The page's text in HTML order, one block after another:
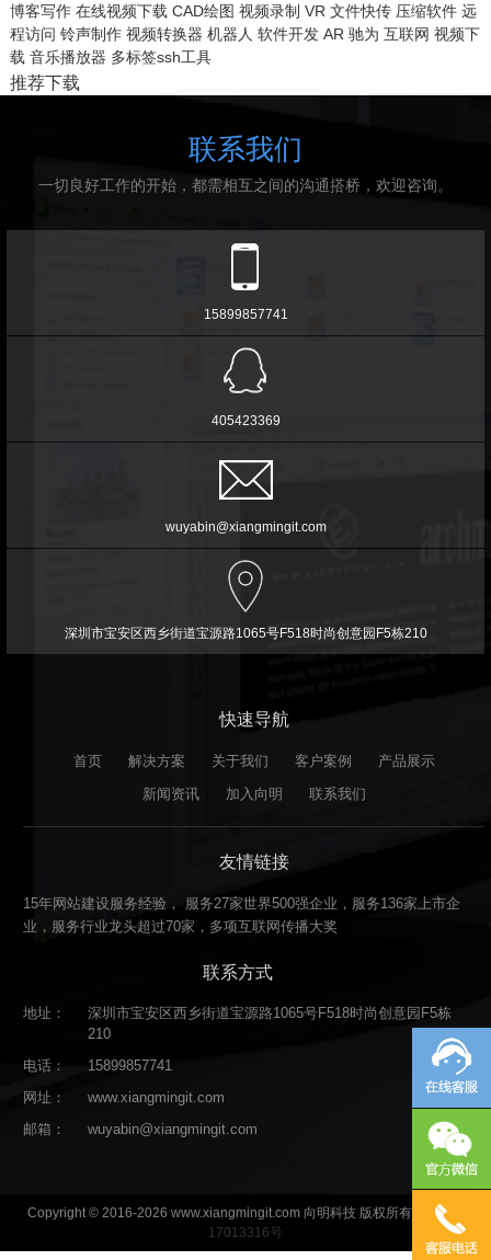
博客写作 在线视频下载 CAD绘图 视频录制 VR 文件快传 压缩软件 远
程访问 铃声制作 视频转换器 机器人 软件开发 AR 驰为 互联网 视频下
载 音乐播放器 多标签ssh工具
推荐下载
联系我们
一切良好工作的开始，都需相互之间的沟通搭桥，欢迎咨询。
15899857741
405423369
wuyabin@xiangmingit.com
深圳市宝安区西乡街道宝源路1065号F518时尚创意园F5栋210
快速导航
首页 解决方案 关于我们 客户案例
产品展示
新闻资讯
加入向明 联系我们
友情链接
15年网站建设服务经验， 服务27家世界500强企业，服务136家上市企
业，服务行业龙头超过70家，多项互联网传播大奖
联系方式
地址：
深圳市宝安区西乡街道宝源路1065号F518时尚创意园F5栋
210
电话：
15899857741
网址：
www.xiangmingit.com
邮箱：
wuyabin@xiangmingit.com
Copyright © 2016-2026 www.xiangmingit.com 向明科技 版权所有
粤ICP备
17013316号